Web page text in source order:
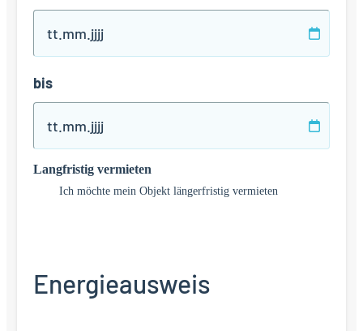
Punkt
Punkt
bis
Punkt
Punkt
Langfristig vermieten
Ich möchte mein Objekt längerfristig vermieten
Energieausweis